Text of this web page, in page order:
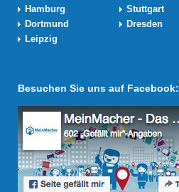
Hamburg
Stuttgart
Dortmund
Dresden
Leipzig
Besuchen Sie uns auf Facebook: